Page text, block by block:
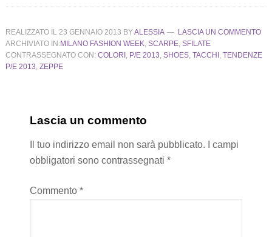
REALIZZATO IL 23 GENNAIO 2013 BYALESSIA
LASCIA UN COMMENTO
ARCHIVIATO IN:MILANO FASHION WEEK, SCARPE, SFILATE
CONTRASSEGNATO CON: COLORI , P/E 2013, SHOES, TACCHI , TENDENZE
P/E 2013, ZEPPE
Lascia un commento
Il tuo indirizzo email non sarà pubblicato.
I campi
obbligatori sono contrassegnati *
Commento *